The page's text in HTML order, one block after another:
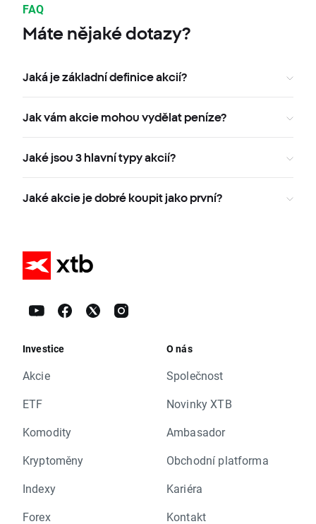
FAQ
Máte nějaké dotazy?
Jaká je základní definice akcií?
Jak vám akcie mohou vydělat peníze?
Jaké jsou 3 hlavní typy akcií?
Jaké akcie je dobré koupit jako první?
Investice
Akcie
ETF
Komodity
Kryptoměny
Indexy
Forex
O nás
Společnost
Novinky XTB
Ambasador
Obchodní platforma
Kariéra
Kontakt